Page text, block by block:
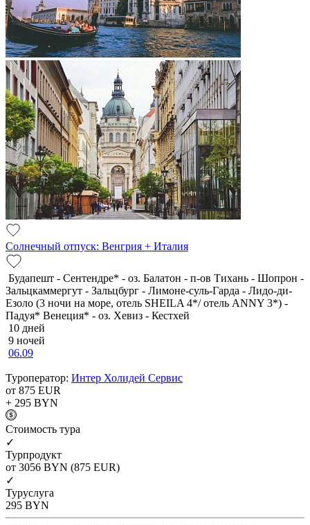
Солнечный отпуск: Венгрия + Италия
Будапешт - Сентендре* - оз. Балатон - п-ов Тихань - Шопрон -
Зальцкаммергут - Зальцбург - Лимоне-суль-Гарда - Лидо-ди-
Езоло (3 ночи на море, отель SHEILA 4*/ отель ANNY 3*) -
Падуя* Венеция* - оз. Хевиз - Кестхей
10 дней
9 ночей
06.09
Туроператор: Интер Холидей Сервис
от 875 EUR
+ 295 BYN
Cтоимость тура
✓
Турпродукт
от 3056 BYN (875 EUR)
✓
Туруслуга
295 BYN